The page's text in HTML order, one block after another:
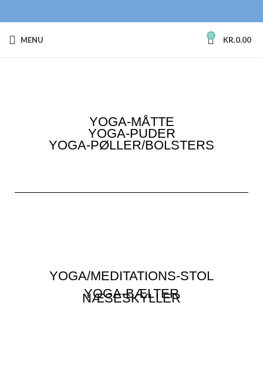
MENU 0 KR.0.00
YOGA-MÅTTE
YOGA-PUDER
YOGA-PØLLER/BOLSTERS
YOGA/MEDITATIONS-STOL
YOGA-BÆLTER
NÆSESKYLLER